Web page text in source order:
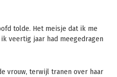
tolde. Het meisje dat ik me
veertig jaar had meegedragen
vrouw, terwijl tranen over haar